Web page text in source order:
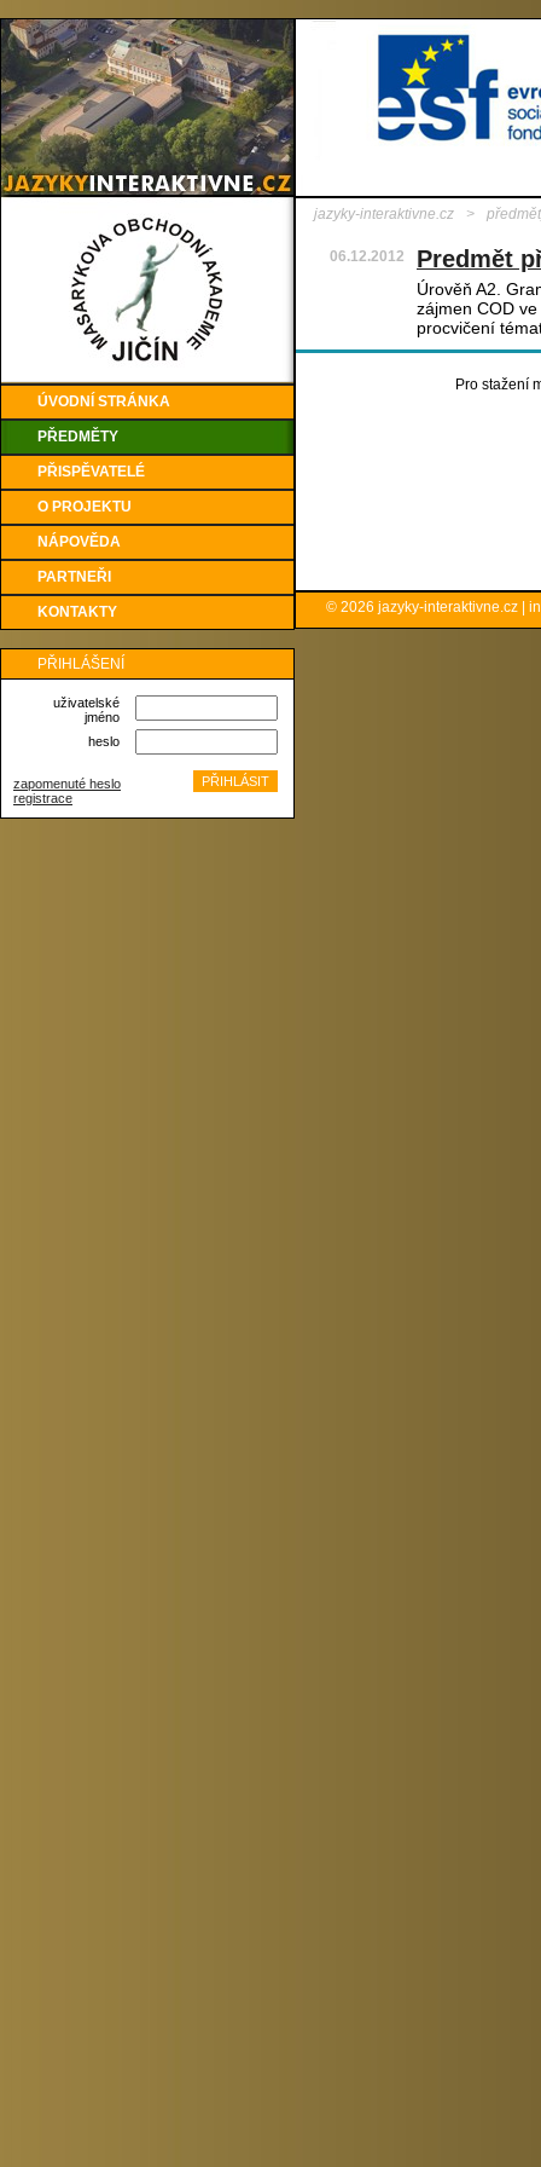
ÚVODNÍ STRÁNKA
PŘEDMĚTY
PŘISPĚVATELÉ
O PROJEKTU
NÁPOVĚDA
PARTNEŘI
KONTAKTY
PŘIHLÁŠENÍ
uživatelské
jméno
heslo
zapomenuté heslo
registrace
jazyky-interaktivne.cz >
06.12.2012 Predmět
Úrověň A2.
zájmen COD
procvičení
Pro stažení
© 2026 jazyky-interaktivne.cz